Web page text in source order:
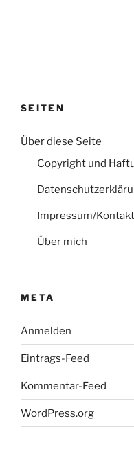
SEITEN
Über diese Seite
Copyright und
Impressum/Kontakt
Über mich
META
Anmelden
Eintrags-Feed
Kommentar-Feed
WordPress.org